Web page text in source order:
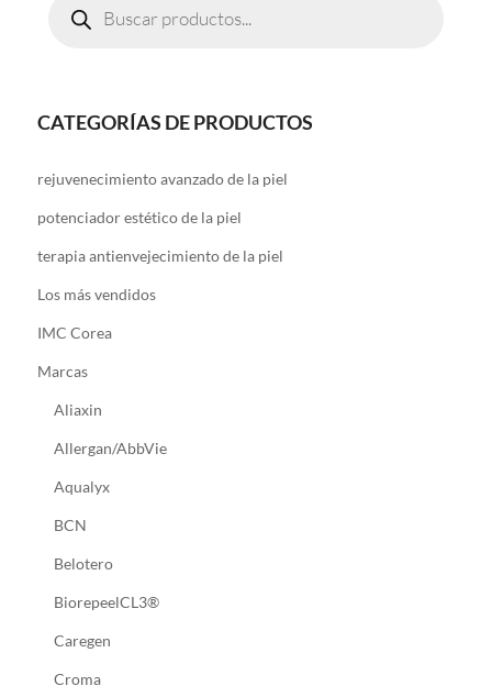
productos
CATEGORÍAS DE PRODUCTOS
rejuvenecimiento avanzado de la piel
potenciador estético de la piel
terapia antienvejecimiento de la piel
Los más vendidos
IMC Corea
Marcas
Aliaxin
Allergan/AbbVie
Aqualyx
BCN
Belotero
BiorepeelCL3®
Caregen
Croma